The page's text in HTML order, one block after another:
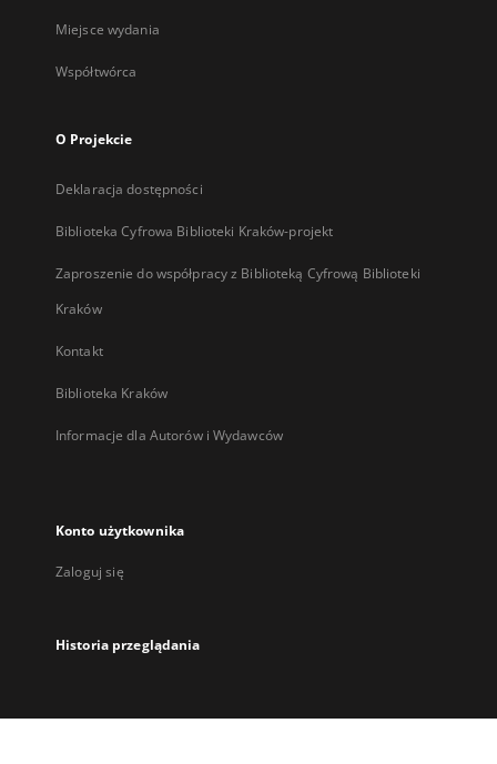
Miejsce wydania
Współtwórca
O Projekcie
Deklaracja dostępności
Biblioteka Cyfrowa Biblioteki Kraków-projekt
Zaproszenie do współpracy z Biblioteką Cyfrową Biblioteki
Kraków
Kontakt
Biblioteka Kraków
Informacje dla Autorów i Wydawców
Konto użytkownika
Zaloguj się
Historia przeglądania